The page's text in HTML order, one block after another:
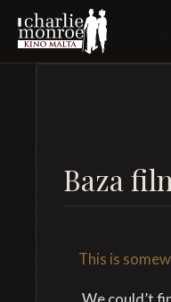
Baza
This is